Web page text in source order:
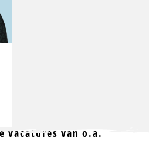
vacatures van o.a.